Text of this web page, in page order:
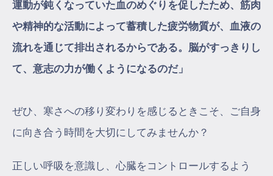
運動が鈍くなっていた血のめぐりを促したため、筋肉
や精神的な活動によって蓄積した疲労物質が、血液の
流れを通じて排出されるからである。脳がすっきりし
て、意志の力が働くようになるのだ」
ぜひ、寒さへの移り変わりを感じるときこそ、ご自身
に向き合う時間を大切にしてみませんか？
正しい呼吸を意識し、心臓をコントロールするよう